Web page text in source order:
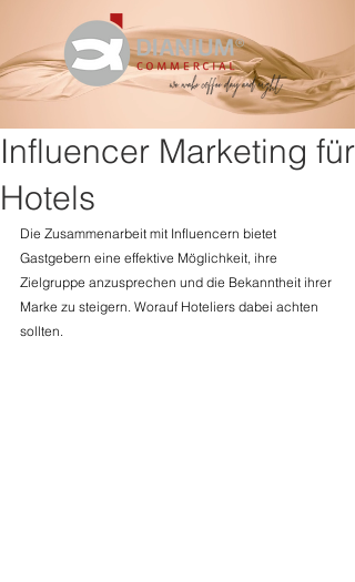
Influencer Marketing für
Hotels
Die Zusammenarbeit mit Influencern bietet
Gastgebern eine effektive Möglichkeit, ihre
Zielgruppe anzusprechen und die Bekanntheit ihrer
Marke zu steigern. Worauf Hoteliers dabei achten
sollten.